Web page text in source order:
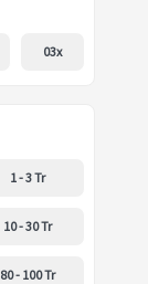
03x
1 - 3 Tr
10 - 30 Tr
80 - 100 Tr